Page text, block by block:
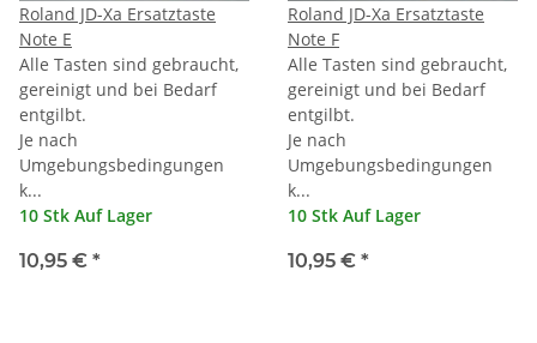
Roland JD-Xa Ersatztaste
Note E
Alle Tasten sind gebraucht,
gereinigt und bei Bedarf
entgilbt.
Je nach
Umgebungsbedingungen
k...
10 Stk Auf Lager
10,95 € *
Roland JD-Xa Ersatztaste
Note F
Alle Tasten sind gebraucht,
gereinigt und bei Bedarf
entgilbt.
Je nach
Umgebungsbedingungen
k...
10 Stk Auf Lager
10,95 € *